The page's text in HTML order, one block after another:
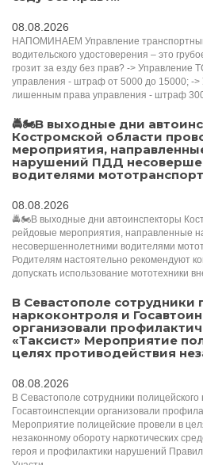
08.08.2026
НАПОМИНАЕМ Управление
водительского удостоверения – это
грозит за езду без прав? ->
управления - штраф от 5000 до 15000; -
лишенным права управления - штраф
🚔🏍️В выходные дни
Костромской области
мероприятия,
нарушений ПДД
водителями
08.08.2026
🚔🏍️В выходные дни автоинспекторы
рейдовые мероприятия, направленные
несовершеннолетними водителями
Родителям настоятельно рекомендуют
допускать использование мототехники
В Севастополе сотрудники
наркоконтроля и
организовали
«Таксист» Мероприятие
целях противодействия
08.08.2026
В Севастополе сотрудники полицейского
Госавтоинспекции организовали
Мероприятие полицейские провели в
незаконному обороту наркотических
героя и профилактики нарушений